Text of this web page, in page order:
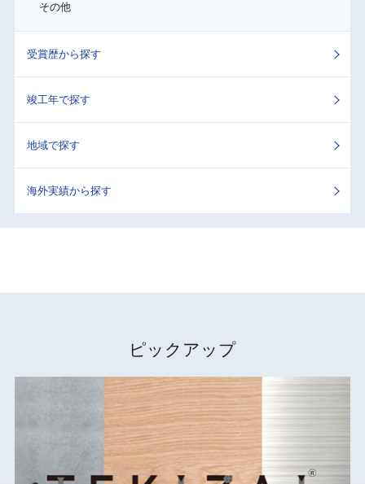
その他
受賞歴から探す
竣工年で探す
地域で探す
海外実績から探す
ピックアップ